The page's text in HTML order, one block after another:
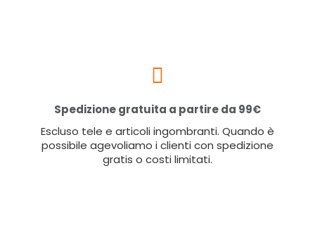
Spedizione gratuita a partire da 99€
Escluso tele e articoli ingombranti. Quando è
possibile agevoliamo i clienti con spedizione
gratis o costi limitati.